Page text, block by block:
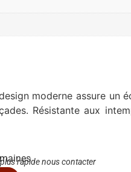
moderne assure un
Résistante aux
rapide nous contacter